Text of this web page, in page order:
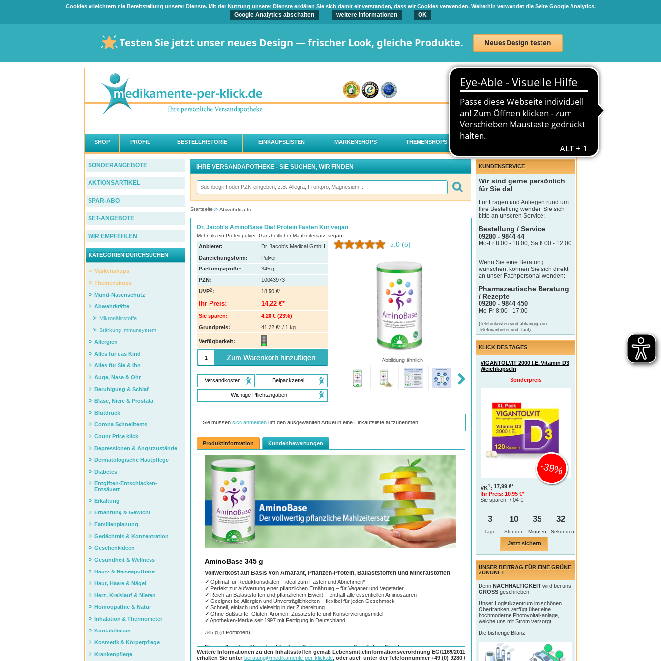
Cookies erleichtern die Bereitstellung unserer Dienste. Mit der Nutzung unserer Dienste erklären Sie sich damit einverstanden, dass wir Cookies verwenden. Weiterhin verwendet die Seite Google Analytics.
Google Analytics abschalten weitere Informationen OK
Testen Sie jetzt unser neues Design — frischer Look, gleiche Produkte. Neues Design testen
Neuanmeldung Anmelden
0 Artikel 0,00 €
SHOP PROFIL BESTELLHISTORIE EINKAUFSLISTEN MARKENSHOPS THEMENSHOPS
IHRE VERSANDAPOTHEKE - SIE SUCHEN, WIR FINDEN
Startseite Abwehrkräfte
Dr. Jacob's AminoBase Diät Protein Fasten Kur vegan
Mehr als ein Proteinpulver: Ganzheitlicher Mahlzeitersatz, vegan
5.0 (5)
Abbildung ähnlich
Anbieter:
Dr. Jacob's Medical GmbH
Darreichungsform:
Pulver
Packungsgröße:
345 g
PZN:
10043973
UVP2: 18,50 €*
Ihr Preis: 14,22 €*
Sie sparen: 4,28 € (23%)
Grundpreis:
41,22 €* / 1 kg
Verfügbarkeit:
Zum Warenkorb hinzufügen
Versandkosten Beipackzettel
Wichtige Pflichtangaben
Sie müssen sich anmeldenum den ausgewählten Artikel in eine Einkaufsliste aufzunehmen.
Produktinformation Kundenbewertungen
AminoBase 345 g
Vollwertkost auf Basis von Amarant, Pflanzen-Protein, Ballaststoffen und Mineralstoffen
✓ Optimal für Reduktionsdiäten – ideal zum Fasten und Abnehmen*
✓ Perfekt zur Aufwertung einer pflanzlichen Ernährung – für Veganer und Vegetarier
✓ Reich an Ballaststoffen und pflanzlichem Eiweiß – enthält alle essentiellen Aminosäuren
✓ Geeignet bei Allergien und Unverträglichkeiten – flexibel für jeden Geschmack
✓ Schnell, einfach und vielseitig in der Zubereitung
✓ Ohne Süßstoffe, Gluten, Aromen, Zusatzstoffe und Konservierungsmittel
✓ Apotheken-Marke seit 1997 mit Fertigung in Deutschland
345 g (8 Portionen)
Eine vollwertige Hauptmahlzeit zur Ergänzung einer pflanzlichen Ernährung
AminoBase liefert eine vollwertige Hauptmahlzeit ohne Laktose und Gluten auf rein pflanzlicher Basis. Mit
Weitere Informationen zu den Inhaltsstoffen gemäß Lebensmittelinformationsverordnung EG/1169/2011
erhalten Sie unter beratung@medikamente-per-klick.de, oder auch unter der Telefonnummer+49 (0) 9280 /
SONDERANGEBOTE
AKTIONSARTIKEL
SPAR-ABO
SET-ANGEBOTE
WIR EMPFEHLEN
KATEGORIEN DURCHSUCHEN
Markenshops
Themenshops
Mund-Nasenschutz
Abwehrkräfte
Mikronährstoffe
Stärkung Immunsystem
Allergien
Alles für das Kind
Alles für Sie & Ihn
Auge, Nase & Ohr
Beruhigung & Schlaf
Blase, Niere & Prostata
Blutdruck
Corona Schnelltests
Count Price klick
Depressionen & Angstzustände
Dermatologische Hautpflege
Diabetes
Entgiften-Entschlacken-
Entsäuern
Erkältung
Ernährung & Gewicht
Familienplanung
Gedächtnis & Konzentration
Geschenkideen
Gesundheit & Wellness
Haus- & Reiseapotheke
Haut, Haare & Nägel
Herz, Kreislauf & Nieren
Homöopathie & Natur
Inhalation & Thermometer
Kontaktlinsen
Kosmetik & Körperpflege
Krankenpflege
KUNDENSERVICE
Wir sind gerne persönlich
für Sie da!
Für Fragen und Anliegen rund um
Ihre Bestellung wenden Sie sich
bitte an unseren Service:
Bestellung / Service
09280 - 9844 44
Mo-Fr 8:00 - 18:00, Sa 8:00 - 12:00
Wenn Sie eine Beratung
wünschen, können Sie sich direkt
an unser Fachpersonal wenden:
Pharmazeutische Beratung
/ Rezepte
09280 - 9844 450
Mo-Fr 8:00 - 17:00
(Telefonkosten sind abhängig von
Telefonanbieter und -tarif)
KLICK DES TAGES
VIGANTOLVIT 2000 I.E. Vitamin D3
Weichkapseln
Sonderpreis
VK1 : 17,99 €*
Ihr Preis: 10,95 €*
Sie sparen: 7,04 €
-39%
3
Tage
10 35 31
Jetzt sichern
UNSER BEITRAG FÜR EINE GRÜNE
ZUKUNFT
DennNACHHALTIGKEIT wird bei uns
GROSS geschrieben.
Unser Logistikzentrum im schönen
Oberfranken verfügt über eine
hochmoderne Photovoltaikanlage,
welche uns mit Strom versorgt.
Die bisherige Bilanz: